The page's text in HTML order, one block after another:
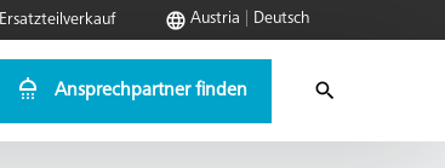
Ersatzteilverkauf Austria Deutsch
Ansprechpartner finden